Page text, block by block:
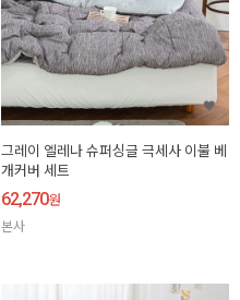
그레이 엘레나 슈퍼싱글 극세사 이불 베
개커버 세트
62,270원
본사